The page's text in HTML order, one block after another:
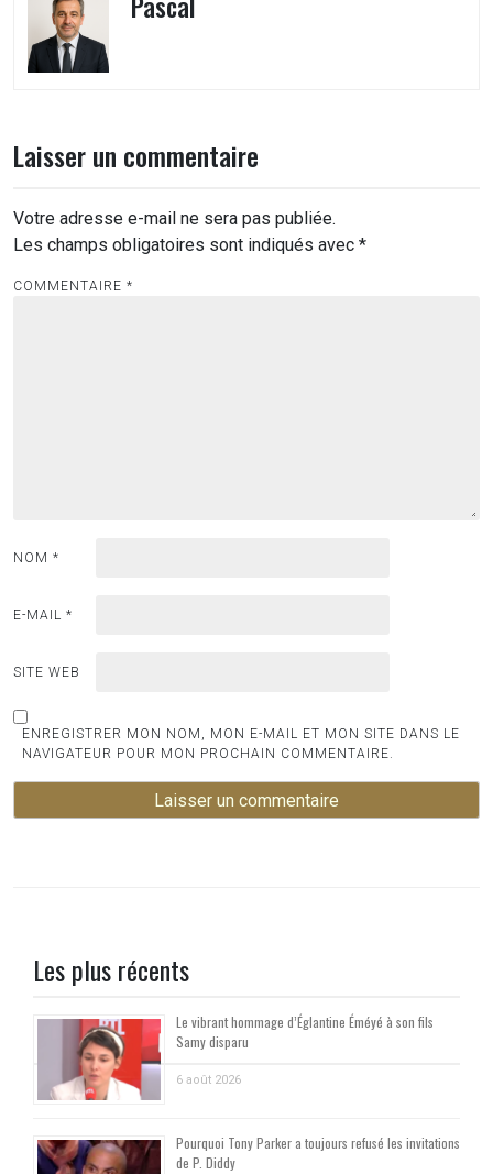
Laisser un commentaire
Votre adresse e-mail ne sera pas publiée.
Les champs obligatoires sont indiqués avec *
COMMENTAIRE *
NOM *
E-MAIL *
SITE WEB
ENREGISTRER MON NOM, MON E-MAIL ET MON SITE DANS LE
NAVIGATEUR POUR MON PROCHAIN COMMENTAIRE.
Les plus récents
Le vibrant hommage d’Églantine Éméyé à son fils
Samy disparu
6 août 2026
Pourquoi Tony Parker a toujours refusé les invitations
de P. Diddy